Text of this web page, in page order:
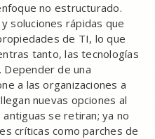
no estructurado.
soluciones rápidas que
de TI, lo que
tanto, las tecnologías
de una
a las organizaciones a
nuevas opciones al
se retiran; ya no
críticas como parches de